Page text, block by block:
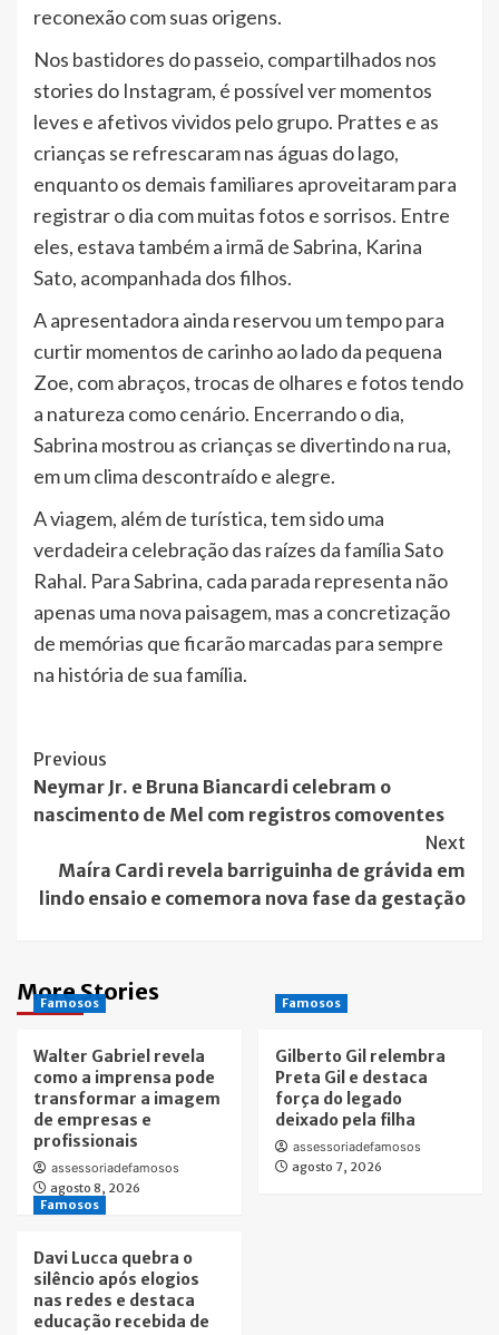
reconexão com suas origens.
Nos bastidores do passeio, compartilhados nos
stories do Instagram, é possível ver momentos
leves e afetivos vividos pelo grupo. Prattes e as
crianças se refrescaram nas águas do lago,
enquanto os demais familiares aproveitaram para
registrar o dia com muitas fotos e sorrisos. Entre
eles, estava também a irmã de Sabrina, Karina
Sato, acompanhada dos filhos.
A apresentadora ainda reservou um tempo para
curtir momentos de carinho ao lado da pequena
Zoe, com abraços, trocas de olhares e fotos tendo
a natureza como cenário. Encerrando o dia,
Sabrina mostrou as crianças se divertindo na rua,
em um clima descontraído e alegre.
A viagem, além de turística, tem sido uma
verdadeira celebração das raízes da família Sato
Rahal. Para Sabrina, cada parada representa não
apenas uma nova paisagem, mas a concretização
de memórias que ficarão marcadas para sempre
na história de sua família.
Post
Navigation
Previous
Neymar Jr. e Bruna Biancardi celebram o
nascimento de Mel com registros comoventes
Next
Maíra Cardi revela barriguinha de grávida em
lindo ensaio e comemora nova fase da gestação
More Stories
Famosos
Walter Gabriel revela
como a imprensa pode
transformar a imagem
de empresas e
profissionais
assessoriadefamosos
agosto 8, 2026
Famosos
Gilberto Gil relembra
Preta Gil e destaca
força do legado
deixado pela filha
assessoriadefamosos
agosto 7, 2026
Famosos
Davi Lucca quebra o
silêncio após elogios
nas redes e destaca
educação recebida de